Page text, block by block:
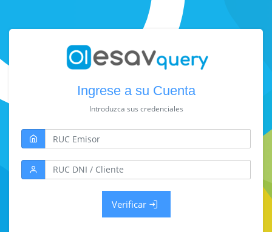
Ingrese a su Cuenta
Introduzca sus credenciales
Verificar